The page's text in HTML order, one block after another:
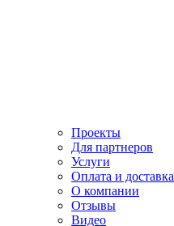
Проекты
Для партнеров
Услуги
Оплата и доставка
О компании
Отзывы
Видео